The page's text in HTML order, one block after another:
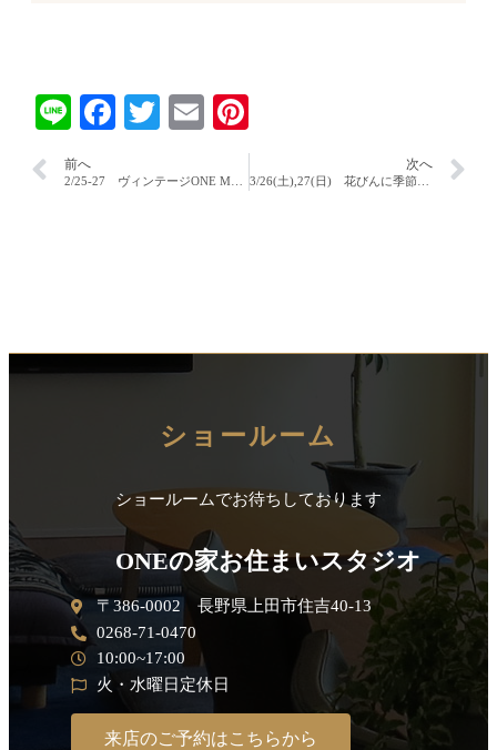
LineFacebook
TwitterEmail
前へ 次へ
3/26(土),27(日) 花びんに季節のお花を活けようワークショップ・補助金活用大相談会開催！
ショールーム
ショールームでお待ちしております
ONEの家お住まいスタジオ
〒386-0002 長野県上田市住吉40-13
0268-71-0470
10:00~17:00
火・水曜日定休日
来店のご予約はこちらから